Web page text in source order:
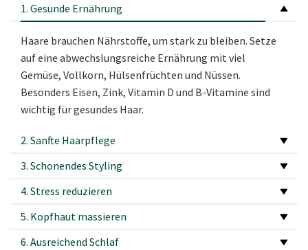
1. Gesunde Ernährung
Haare brauchen Nährstoffe, um stark zu bleiben. Setze
auf eine abwechslungsreiche Ernährung mit viel
Gemüse, Vollkorn, Hülsenfrüchten und Nüssen.
Besonders Eisen, Zink, Vitamin D und B-Vitamine sind
wichtig für gesundes Haar.
2. Sanfte Haarpflege
3. Schonendes Styling
4. Stress reduzieren
5. Kopfhaut massieren
6. Ausreichend Schlaf